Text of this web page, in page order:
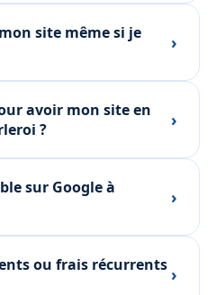
site même si je
›
avoir mon site en
?
›
sur Google à
›
ou frais récurrents ›